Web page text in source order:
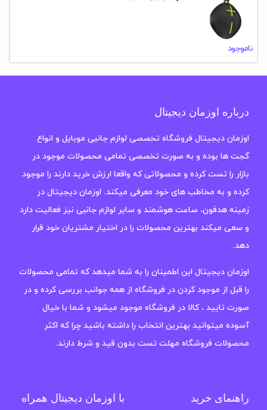
ناموجود
درباره اوزمان دیجیتال
اوزمان دیجیتال فروشگاه تخصصی لوازم جانبی موبایل و انواع
گجت ها بوده و به صورت تخصصی تمامی محصولات موجود در
بازار را تست کرده و محصولاتی که واقعا ارزش خرید دارند را موجود
کرده و به مخاطب های خود معرفی میکند. اوزمان دیجیتال در
زمینه هدفون، ساعت هوشمند و سایر لوازم جانبی نیز فعالیت دارد
و سعی میکند بهترین محصولات را در اختیار مشتریان خود قرار
دهد.
اوزمان دیجیتال این اطمینان را به شما میدهد که تمامی محصولات
را قبل از موجود کردن در فروشگاه از همه جوانب بررسی کرده و در
صورت تایید ، کالا در فروشگاه موجود میشود و شما با خیال
آسوده میتوانید بهترین انتخاب را داشته باشید چرا که اکثر
محصولات فروشگاه مهلت تست بدون قید و شرط دارند.
راهنمای خرید
با اوزمان دیجیتال همراه